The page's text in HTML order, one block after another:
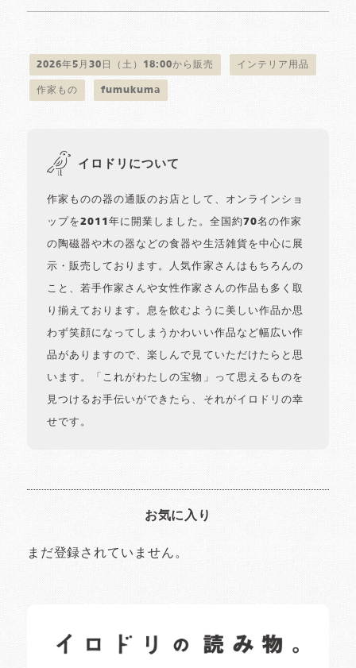
2026年5月30日（土）18:00から販売 インテリア用品
作家もの fumukuma
イロドリについて
作家ものの器の通販のお店として、オンラインショ
ップを2011年に開業しました。全国約70名の作家
の陶磁器や木の器などの食器や生活雑貨を中心に展
示・販売しております。人気作家さんはもちろんの
こと、若手作家さんや女性作家さんの作品も多く取
り揃えております。息を飲むように美しい作品か思
わず笑顔になってしまうかわいい作品など幅広い作
品がありますので、楽しんで見ていただけたらと思
います。「これがわたしの宝物」って思えるものを
見つけるお手伝いができたら、それがイロドリの幸
せです。
お気に入り
まだ登録されていません。
日常の様子など随時更新中です。